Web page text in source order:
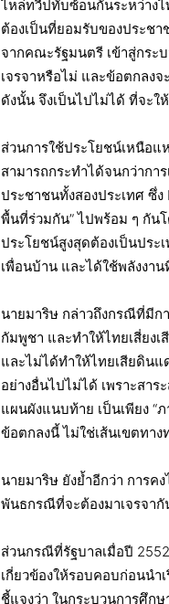
ไหล่ทวีปทับซ้อนกันระหว่างไ
ต้องเป็นที่ยอมรับของประชา
จากคณะรัฐมนตรี เข้าสู่กระ
เจรจาหรือไม่ และข้อตกลง
ดังนั้น จึงเป็นไปไม่ได้ ที่จะใ
ส่วนการใช้ประโยชน์เหนือแ
สามารถกระทำได้จนกว่ากา
ประชาชนทั้งสองประเทศ ซึ่ง
พื้นที่ร่วมกัน” ไปพร้อม ๆ กัน
ประโยชน์สูงสุดต้องเป็นประ
เพื่อนบ้าน และได้ใช้พลังงา
นายมาริษ กล่าวถึงกรณีที่มีกา
กัมพูชา และทำให้ไทยเสี่ยง
และไม่ได้ทำให้ไทยเสียดินแ
อย่างอื่นไปไม่ได้ เพราะสาร
แผนผังแนบท้าย เป็นเพียง “
ข้อตกลงนี้ ไม่ใช่เส้นเขตทาง
นายมาริษ ยังย้ำอีกว่า การค
พันธกรณีที่จะต้องมาเจรจากั
ส่วนกรณีที่รัฐบาลเมื่อปี
เกี่ยวข้องให้รอบคอบก่อนนำ
ชี้แจงว่า ในกระบวนการศึก